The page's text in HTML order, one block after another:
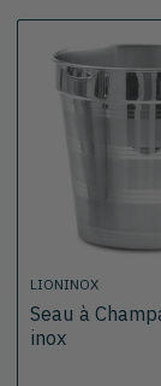
LIONINOX
Seau à
inox